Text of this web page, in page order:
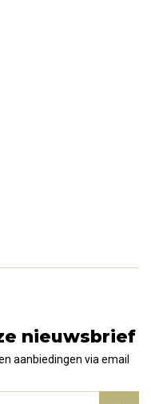
nieuwsbrief
aanbiedingen via email